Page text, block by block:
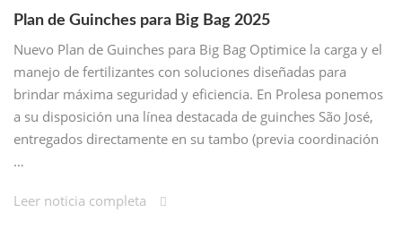
Plan de Guinches para Big Bag 2025
Nuevo Plan de Guinches para Big Bag Optimice la carga y el
manejo de fertilizantes con soluciones diseñadas para
brindar máxima seguridad y eficiencia. En Prolesa ponemos
a su disposición una línea destacada de guinches São José,
entregados directamente en su tambo (previa coordinación
…
Leer noticia completa